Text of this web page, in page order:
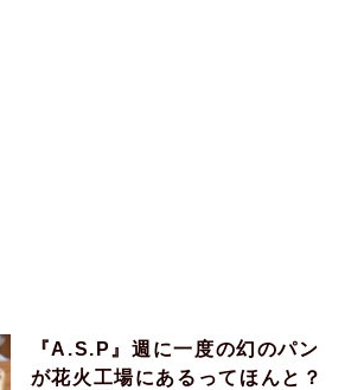
『A.S.P』週に一度の幻のパン
が花火工場にあるってほんと？